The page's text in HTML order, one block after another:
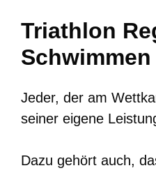
Triathlon
Schwimmen
Jeder, der am
seiner eigene
Dazu gehört auch,